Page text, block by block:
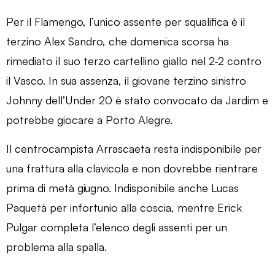
Per il Flamengo, l’unico assente per squalifica è il
terzino Alex Sandro, che domenica scorsa ha
rimediato il suo terzo cartellino giallo nel 2-2 contro
il Vasco. In sua assenza, il giovane terzino sinistro
Johnny dell’Under 20 è stato convocato da Jardim e
potrebbe giocare a Porto Alegre.
Il centrocampista Arrascaeta resta indisponibile per
una frattura alla clavicola e non dovrebbe rientrare
prima di metà giugno. Indisponibile anche Lucas
Paquetà per infortunio alla coscia, mentre Erick
Pulgar completa l’elenco degli assenti per un
problema alla spalla.